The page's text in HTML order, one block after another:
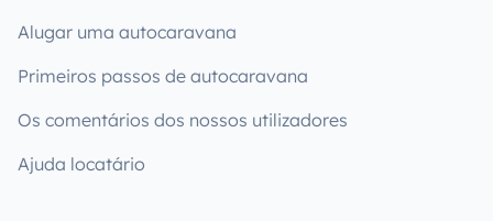
Alugar uma autocaravana
Primeiros passos de autocaravana
Os comentários dos nossos utilizadores
Ajuda locatário